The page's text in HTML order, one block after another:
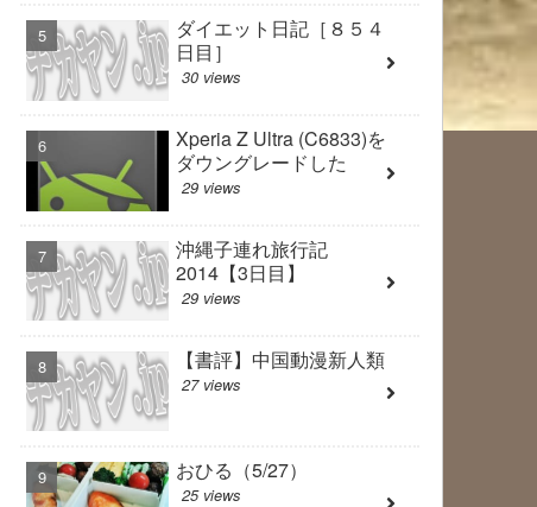
ダイエット日記［８５４
日目］
30 views
Xperia Z Ultra (C6833)を
ダウングレードした
29 views
沖縄子連れ旅行記
2014【3日目】
29 views
【書評】中国動漫新人類
27 views
おひる（5/27）
25 views